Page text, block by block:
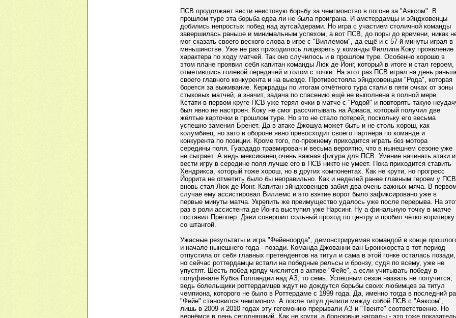
ПСВ продолжает вести неистовую борьбу за чемпионство в погоне за "Аяксом". В
прошлом туре эта борьба едва ли не была проиграна. И амстердамцы и эйндховенцы
добились непростых побед над аутсайдерами. Но игра с участием столичной команды
завершилась раньше и минимальным успехом, а вот ПСВ, до поры до времени, никак
мог сказать своего веского слова в игре с "Виллемом", да ещё и с 57-й минуты играл в
меньшинстве. Уже не раз приходилось лицезреть у команды Филлипа Коку проявление
характера по ходу матчей. Так оно случилось и в прошлом туре. Особенно хорошо в
этом плане проявил себя капитан команды Люк де Йонг, который в итоге и стал героем,
отметившись голевой передачей и голом с точки. На этот раз ПСВ играл на день
своего главного конкурента и на выезде. Противостояла эйндховенцам "Рода", которая
борется за выживание. Керкрадцы по итогам отчётного тура стали в пяти очках от зоны
стыковых матчей, а значит, задача по спасению ещё не выполнена в полной мере.
Кстати в первом круге ПСВ уже терял очки в матче с "Родой" и повторять такую
был явно не настроен. Коку не смог рассчитывать на Ариаса, который получил две
жёлтые карточки в прошлом туре. Но это не стало потерей, поскольку его весьма
успешно заменил Бренет. Да в атаке Джошуа может быть и не столь хорош, как
колумбиец, но зато в обороне явно превосходит своего партнёра по команде и
конкурента по позиции. Кроме того, по-прежнему приходится играть без мотора
середины поля. Гуардадо травмирован и весьма вероятно, что в нынешнем сезоне уже
не сыграет. А ведь мексиканец очень важная фигура для ПСВ. Умение начинать атаки и
вести игру в середине поля лучше его в ПСВ никто не умеет. Пока приходится ставить
Хендрикса, который тоже хорош, но в других компонентах. Как не крути, но прогресс
Йоррита не отметить было бы неправильно. Как и неделей ранее главным героем у ПСВ
вновь стал Люк де Йонг. Капитан эйндховенцев забил два очень важных мяча. В
случае ему ассистировал Виллемс и это взятие ворот было зафиксировано уже в
первые минуты матча. Укрепить же преимущество удалось уже после перерыва. На
раз в роли ассистента де Йонга выступил уже Нарсинг. Ну а финальную точку в матче
поставил Прёппер. Дэви совершил сольный проход по центру и пробил чётко впритирку
со штангой.
Ужасные результаты и игра "Фейеноорда", демонстрируемая командой в конце
и начале нынешнего года - позади. Команда Джованни ван Бронкхорста в тот период
отпустила от себя главных претендентов на титул и сама в этой гонке осталась позади,
но сейчас роттердамцы встали на победные рельсы и бронзу, судя по всему, уже не
упустят. Шесть побед кряду числится в активе "Фейе", а если учитывать победу в
полуфинале Кубка Голландии над АЗ, то семь. Успешным сезон назвать не получится,
ведь болельщики роттердамцев ждут не дождутся борьбы своих любимцев за титул
чемпиона, которого не было в Роттердаме с 1999 года. Да, именно тогда в последний
"Фейе" становился чемпионом. А после титул делили между собой ПСВ с "Аяксом",
лишь в 2009 и 2010 годах эту гегемонию прерывали АЗ и "Твенте" соответственно. Но
вернёмся в день сегодняшний. Как не крути, а бронзовые награды - это тоже